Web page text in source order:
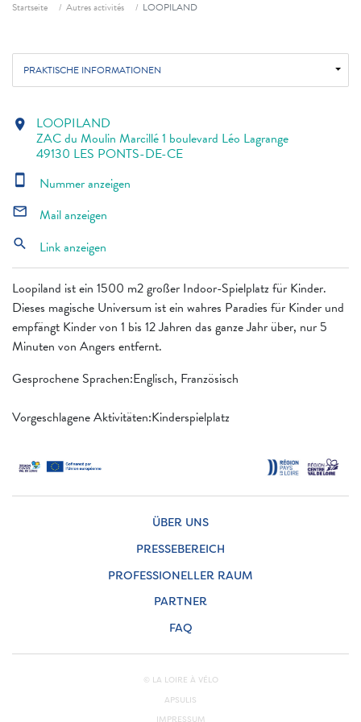
Startseite Autres activités LOOPILAND
PRAKTISCHE INFORMATIONEN
Loopiland ist ein 1500 m2 großer Indoor-Spielplatz für Kinder.
Dieses magische Universum ist ein wahres Paradies für Kinder und
empfängt Kinder von 1 bis 12 Jahren das ganze Jahr über, nur 5
Minuten von Angers entfernt.
Gesprochene Sprachen:Englisch, Französisch
Vorgeschlagene Aktivitäten:Kinderspielplatz
location_on LOOPILAND
ZAC du Moulin Marcillé 1 boulevard Léo Lagrange
49130 LES PONTS-DE-CE
smartphone Nummer anzeigen
mail_outline Mail anzeigen
search Link anzeigen
ÜBER UNS
PRESSEBEREICH
PROFESSIONELLER RAUM
PARTNER
FAQ
© LA LOIRE À VÉLO
APSULIS
IMPRESSUM